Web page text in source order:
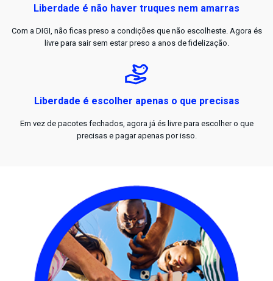
Liberdade é não haver truques nem amarras
Com a DIGI, não ficas preso a condições que não escolheste. Agora és
livre para sair sem estar preso a anos de fidelização.
Liberdade é escolher apenas o que precisas
Em vez de pacotes fechados, agora já és livre para escolher o que
precisas e pagar apenas por isso.